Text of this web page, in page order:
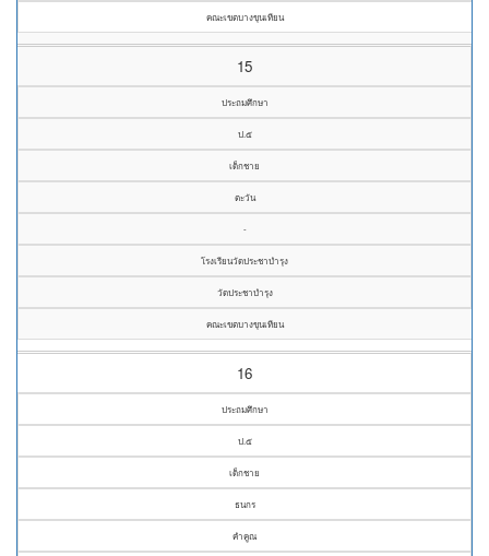
คณะเขตบางขุนเทียน
15
ประถมศึกษา
ป.๕
เด็กชาย
ตะวัน
-
โรงเรียนวัดประชาบำรุง
วัดประชาบำรุง
คณะเขตบางขุนเทียน
16
ประถมศึกษา
ป.๕
เด็กชาย
ธนกร
คำคูณ